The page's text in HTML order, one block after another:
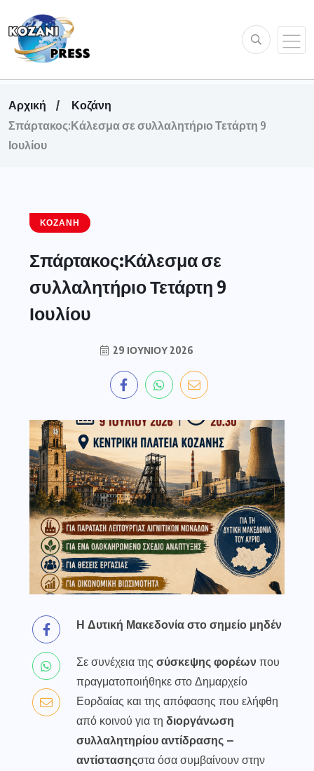
Αρχική
Κοζάνη
Σπάρτακος:Κάλεσμα σε συλλαλητήριο Τετάρτη 9
Ιουλίου
ΚΟΖΆΝΗ
Σπάρτακος:Κάλεσμα σε
συλλαλητήριο Τετάρτη 9
Ιουλίου
29 ΙΟΥΝΊΟΥ 2026
Η Δυτική Μακεδονία στο σημείο μηδέν
Σε συνέχεια της σύσκεψης φορέωνπου
πραγματοποιήθηκε στο Δημαρχείο
Εορδαίας και της απόφασης που ελήφθη
από κοινού για τη διοργάνωση
συλλαλητηρίου αντίδρασης –
αντίστασηςστα όσα συμβαίνουν στην